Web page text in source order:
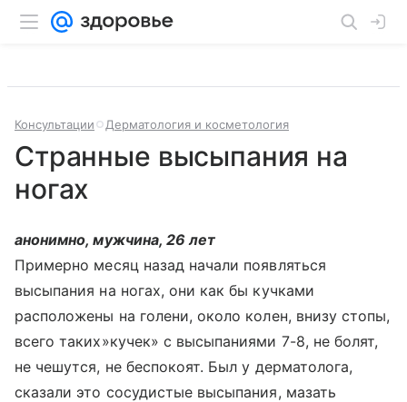
Консультации Дерматология и косметология
Странные высыпания на
ногах
анонимно, мужчина, 26 лет
Примерно месяц назад начали появляться
высыпания на ногах, они как бы кучками
расположены на голени, около колен, внизу стопы,
всего таких»кучек» с высыпаниями 7-8, не болят,
не чешутся, не беспокоят. Был у дерматолога,
сказали это сосудистые высыпания, мазать